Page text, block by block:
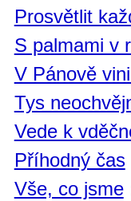
Prosvětlit
S palmami v
V Pánově
Tys
Vede k
Příhodný čas
Vše, co jsme